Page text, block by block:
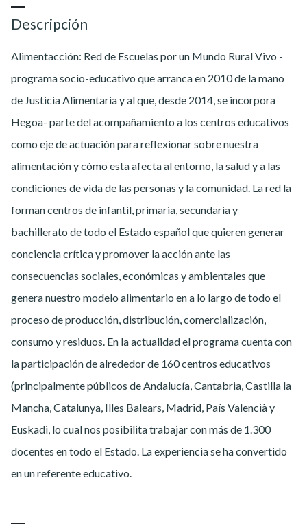
Descripción
Alimentacción: Red de Escuelas por un Mundo Rural Vivo -
programa socio-educativo que arranca en 2010 de la mano
de Justicia Alimentaria y al que, desde 2014, se incorpora
Hegoa- parte del acompañamiento a los centros educativos
como eje de actuación para reflexionar sobre nuestra
alimentación y cómo esta afecta al entorno, la salud y a las
condiciones de vida de las personas y la comunidad. La red la
forman centros de infantil, primaria, secundaria y
bachillerato de todo el Estado español que quieren generar
conciencia crítica y promover la acción ante las
consecuencias sociales, económicas y ambientales que
genera nuestro modelo alimentario en a lo largo de todo el
proceso de producción, distribución, comercialización,
consumo y residuos. En la actualidad el programa cuenta con
la participación de alrededor de 160 centros educativos
(principalmente públicos de Andalucía, Cantabria, Castilla la
Mancha, Catalunya, Illes Balears, Madrid, País Valencià y
Euskadi, lo cual nos posibilita trabajar con más de 1.300
docentes en todo el Estado. La experiencia se ha convertido
en un referente educativo.